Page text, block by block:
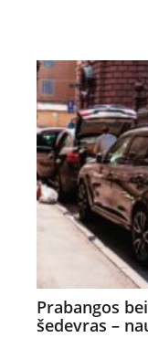
Prabangos
šedevras –